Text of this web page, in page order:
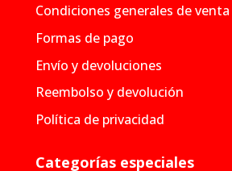
Condiciones generales de venta
Formas de pago
Envío y devoluciones
Reembolso y devolución
Política de privacidad
Categorías especiales